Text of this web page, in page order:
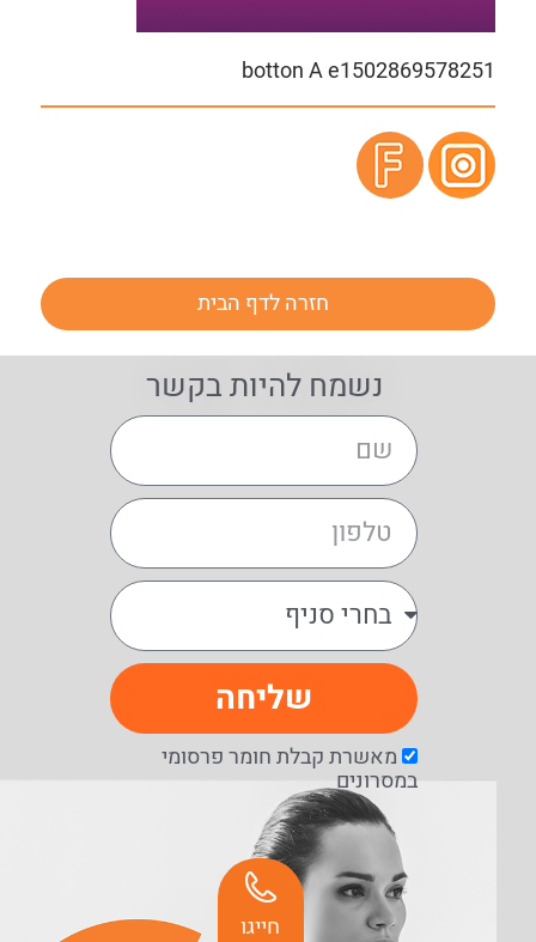
botton A e1502869578251
חזרה לדף הבית
נשמח להיות בקשר
מאשרת קבלת חומר פרסומי
במסרונים
שליחה
חייגו